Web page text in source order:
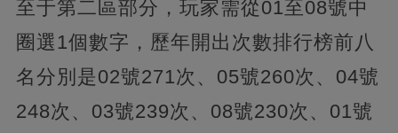
至于第二區部分，玩家需從01至08號中
圈選1個數字，歷年開出次數排行榜前八
名分別是02號271次、05號260次、04號
248次、03號239次、08號230次、01號